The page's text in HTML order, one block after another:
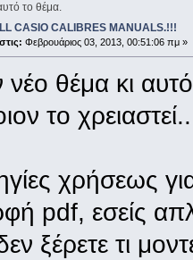
το θέμα.
CASIO CALIBRES MANUALS.!!!
στις: Φεβρουάριος 03, 2013, 00:51:06 πμ »
νέο θέμα κι
το
χρήσεως
pdf, εσείς
ξέρετε τι